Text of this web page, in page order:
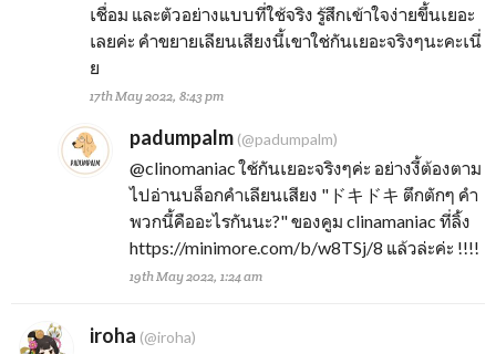
เชื่อม และตัวอย่างแบบที่ใช้จริง รู้สึกเข้าใจง่ายขึ้นเยอะ
เลยค่ะ คำขยายเลียนเสียงนี้เขาใช่กันเยอะจริงๆนะคะเนี่
ย
17th May 2022, 8:43 pm
padumpalm(@padumpalm)
@clinomaniacใช้กันเยอะจริงๆค่ะ อย่างงี้ต้องตาม
ไปอ่านบล็อกคำเลียนเสียง "ドキドキ ตึกตักๆ คำ
พวกนี้คืออะไรกันนะ?" ของคูม clinamaniac ที่ลิ้ง
https://minimore.com/b/w8TSj/8 แล้วล่ะค่ะ !!!!
19th May 2022, 1:24 am
iroha (@iroha)